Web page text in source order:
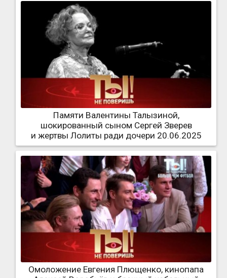
Памяти Валентины Талызиной,
шокированный сыном Сергей Зверев
и жертвы Лолиты ради дочери 20.06.2025
Омоложение Евгения Плющенко, кинопапа